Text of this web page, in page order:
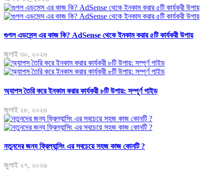
গুগল এডসেন্স এর কাজ কি? AdSense থেকে ইনকাম করার ৫টি কার্যকরী উপায়
জুলাই ৩০, ২০২৬
অ্যাপস তৈরি করে ইনকাম করার কার্যকরী ৮টি উপায়: সম্পূর্ণ গাইড
জুলাই ২৮, ২০২৬
নতুনদের জন্য ফ্রিল্যান্সিং এর সবচেয়ে সহজ কাজ কোনটি ?
জুলাই ২৭, ২০২৬